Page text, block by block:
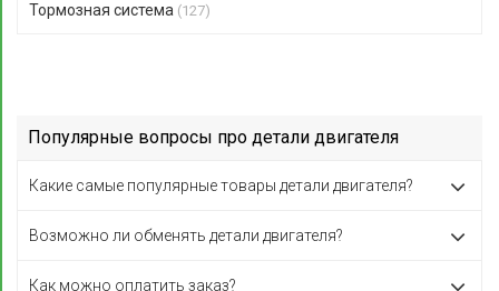
Тормозная система (127)
Популярные вопросы про детали двигателя
Какие самые популярные товары детали двигателя?
Возможно ли обменять детали двигателя?
Как можно оплатить заказ?